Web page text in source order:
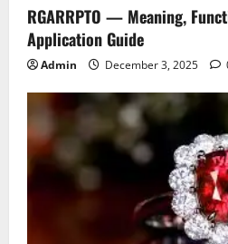
RGARRPTO — Meaning,
Application Guide
Admin December 3, 2025